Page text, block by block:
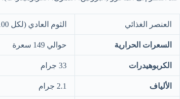
العنصر الغذائي الثوم العادي (لكل 100 جرام)
السعرات الحرارية حوالي 149 سعرة
الكربوهيدرات 33 جرام
الألياف 2.1 جرام